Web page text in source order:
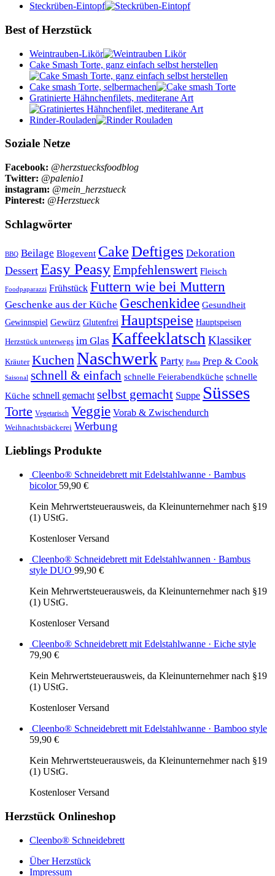
Steckrüben-Eintopf
Best of Herzstück
Weintrauben-Likör
Cake Smash Torte, ganz einfach selbst herstellen
Cake smash Torte, selbermachen
Gratinierte Hähnchenfilets, mediterane Art
Rinder-Rouladen
Soziale Netze
Facebook: @herzstuecksfoodblog
Twitter: @palenio1
instagram: @mein_herzstueck
Pinterest: @Herzstueck
Schlagwörter
BBQ Beilage Blogevent CakeDeftiges Dekoration
Dessert Easy PeasyEmpfehlenswert Fleisch
Foodpaparazzi Frühstück Futtern wie bei Muttern
Geschenke aus der Küche Geschenkidee Gesundheit
Gewinnspiel Gewürz Glutenfrei Hauptspeise Hauptspeisen
Herzstück unterwegs im Glas Kaffeeklatsch Klassiker
Kräuter Kuchen Naschwerk Party Pasta Prep & Cook
Saisonal schnell & einfach schnelle Feierabendküche schnelle
Küche schnell gemacht selbst gemacht Suppe Süsses
Torte Vegetarisch Veggie Vorab & Zwischendurch
Weihnachtsbäckerei Werbung
Lieblings Produkte
Cleenbo® Schneidebrett mit Edelstahlwanne · Bambus
bicolor 59,90 €
Kein Mehrwertsteuerausweis, da Kleinunternehmer nach §19
(1) UStG.
Kostenloser Versand
Cleenbo® Schneidebrett mit Edelstahlwannen · Bambus
style DUO 99,90 €
Kein Mehrwertsteuerausweis, da Kleinunternehmer nach §19
(1) UStG.
Kostenloser Versand
Cleenbo® Schneidebrett mit Edelstahlwanne · Eiche style
79,90 €
Kein Mehrwertsteuerausweis, da Kleinunternehmer nach §19
(1) UStG.
Kostenloser Versand
Cleenbo® Schneidebrett mit Edelstahlwanne · Bamboo style
59,90 €
Kein Mehrwertsteuerausweis, da Kleinunternehmer nach §19
(1) UStG.
Kostenloser Versand
Herzstück Onlineshop
Cleenbo® Schneidebrett
Über Herzstück
Impressum